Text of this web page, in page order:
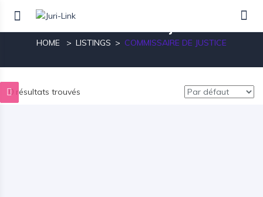
commissaire de justice
HOME LISTINGS COMMISSAIRE DE JUSTICE
0 résultats trouvés